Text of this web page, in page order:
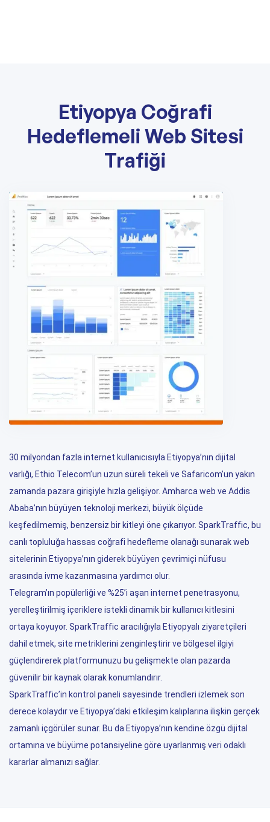
Etiyopya Coğrafi
Hedeflemeli Web Sitesi
Trafiği
30 milyondan fazla internet kullanıcısıyla Etiyopya’nın dijital
varlığı, Ethio Telecom’un uzun süreli tekeli ve Safaricom’un yakın
zamanda pazara girişiyle hızla gelişiyor. Amharca web ve Addis
Ababa’nın büyüyen teknoloji merkezi, büyük ölçüde
keşfedilmemiş, benzersiz bir kitleyi öne çıkarıyor. SparkTraffic, bu
canlı topluluğa hassas coğrafi hedefleme olanağı sunarak web
sitelerinin Etiyopya’nın giderek büyüyen çevrimiçi nüfusu
arasında ivme kazanmasına yardımcı olur.
Telegram’ın popülerliği ve %25’i aşan internet penetrasyonu,
yerelleştirilmiş içeriklere istekli dinamik bir kullanıcı kitlesini
ortaya koyuyor. SparkTraffic aracılığıyla Etiyopyalı ziyaretçileri
dahil etmek, site metriklerini zenginleştirir ve bölgesel ilgiyi
güçlendirerek platformunuzu bu gelişmekte olan pazarda
güvenilir bir kaynak olarak konumlandırır.
SparkTraffic’in kontrol paneli sayesinde trendleri izlemek son
derece kolaydır ve Etiyopya’daki etkileşim kalıplarına ilişkin gerçek
zamanlı içgörüler sunar. Bu da Etiyopya’nın kendine özgü dijital
ortamına ve büyüme potansiyeline göre uyarlanmış veri odaklı
kararlar almanızı sağlar.